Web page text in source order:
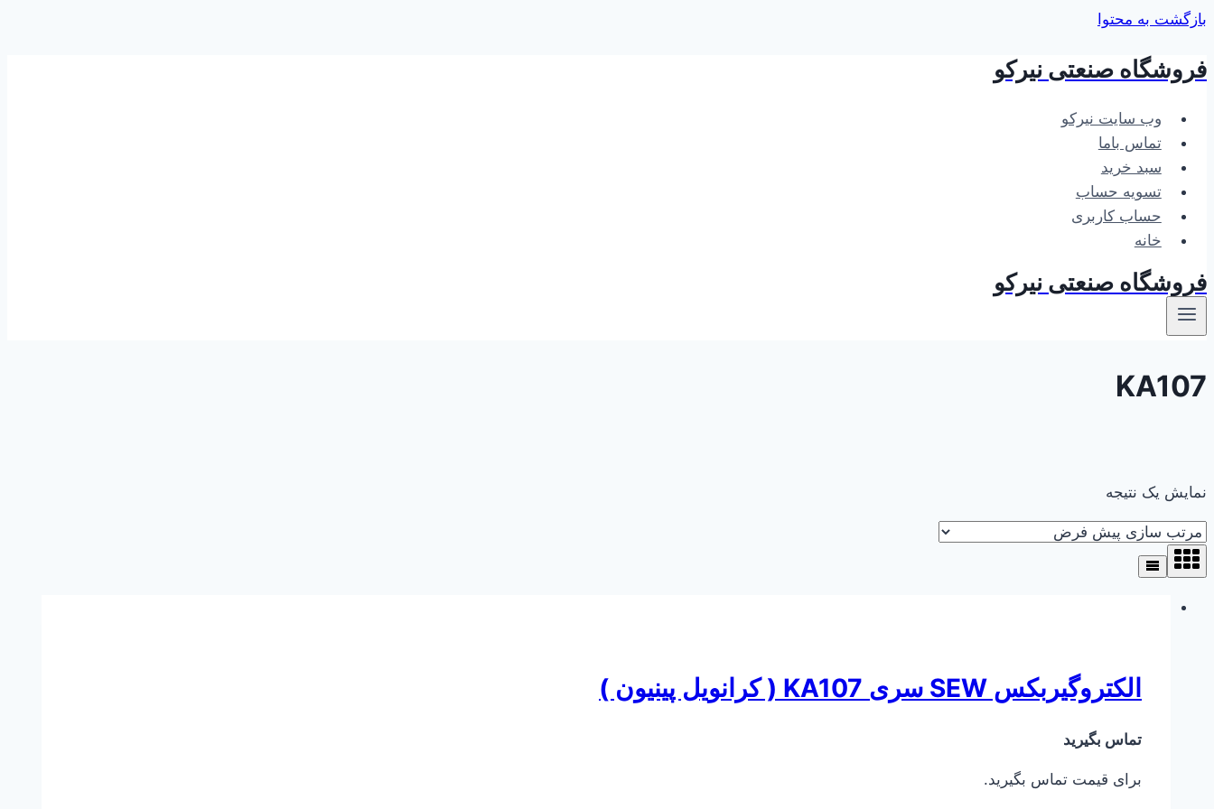
بازگشت به محتوا
فروشگاه صنعتی نیرکو
وب سایت نیرکو
تماس باما
سبد خرید
تسویه حساب
حساب کاربری
خانه
فروشگاه صنعتی نیرکو
KA107
نمایش یک نتیجه
الکتروگیربکس SEW سری KA107 ( کرانویل پینیون )
تماس بگیرید
برای قیمت تماس بگیرید.